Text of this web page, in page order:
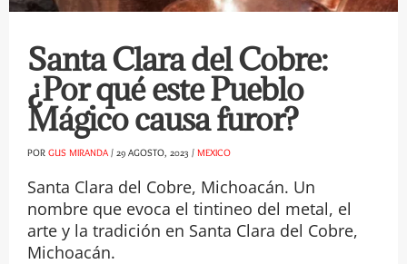
Santa Clara del Cobre:
¿Por qué este Pueblo
Mágico causa furor?
POR GUS MIRANDA / 29 AGOSTO, 2023 / MEXICO
Santa Clara del Cobre, Michoacán. Un
nombre que evoca el tintineo del metal, el
arte y la tradición en Santa Clara del Cobre,
Michoacán.